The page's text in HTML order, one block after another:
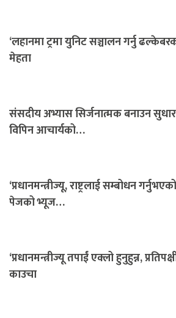
‘लहानमा ट्रमा युनिट सञ्चालन गर्नु
मेहता
संसदीय अभ्यास सिर्जनात्मक बनाउन
विपिन आचार्यको…
‘प्रधानमन्त्रीज्यू, राष्ट्रलाई सम्बोधन
पेजको भ्यूज…
‘प्रधानमन्त्रीज्यू तपाईं एक्लो हुनुहुन्न,
काउचा